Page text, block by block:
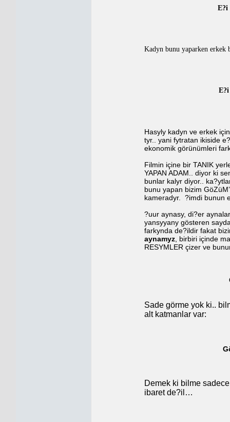
E?i
Kadyn bunu yaparken erkek
E?i
Hasyly kadyn ve erkek
tyr.. yani fytratan ikiside
ekonomik görünümleri
Filmin içine bir TANIK
YAPAN ADAM.. diyor ki
bunlar kalyr diyor..
bunu yapan bizim
kameradyr.
?imdi bunun
?uur aynasy, di?er
yansyyany gösteren
farkynda de?ildir fakat
aynamyz, birbiri içinde
RESYMLER çizer ve
Sade görme yok ki..
alt katmanlar var:
Demek ki bilme
ibaret de?il…